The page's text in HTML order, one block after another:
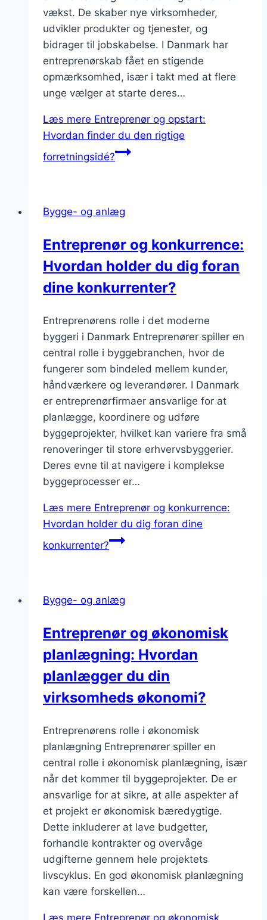
vækst. De skaber nye virksomheder,
udvikler produkter og tjenester, og
bidrager til jobskabelse. I Danmark har
entreprenørskab fået en stigende
opmærksomhed, især i takt med at flere
unge vælger at starte deres…
Læs mere Entreprenør og opstart:
Hvordan finder du den rigtige
forretningsidé?
Bygge- og anlæg
Entreprenør og konkurrence:
Hvordan holder du dig foran
dine konkurrenter?
Entreprenørens rolle i det moderne
byggeri i Danmark Entreprenører spiller en
central rolle i byggebranchen, hvor de
fungerer som bindeled mellem kunder,
håndværkere og leverandører. I Danmark
er entreprenørfirmaer ansvarlige for at
planlægge, koordinere og udføre
byggeprojekter, hvilket kan variere fra små
renoveringer til store erhvervsbyggerier.
Deres evne til at navigere i komplekse
byggeprocesser er…
Læs mere Entreprenør og konkurrence:
Hvordan holder du dig foran dine
konkurrenter?
Bygge- og anlæg
Entreprenør og økonomisk
planlægning: Hvordan
planlægger du din
virksomheds økonomi?
Entreprenørens rolle i økonomisk
planlægning Entreprenører spiller en
central rolle i økonomisk planlægning, især
når det kommer til byggeprojekter. De er
ansvarlige for at sikre, at alle aspekter af
et projekt er økonomisk bæredygtige.
Dette inkluderer at lave budgetter,
forhandle kontrakter og overvåge
udgifterne gennem hele projektets
livscyklus. En god økonomisk planlægning
kan være forskellen…